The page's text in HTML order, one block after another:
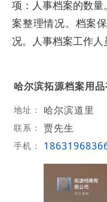
项：人事档案的数
案整理情况。档案
况。人事档案工作人
哈尔滨拓源档案用
地址： 哈尔滨道里
联系： 贾先生
手机：